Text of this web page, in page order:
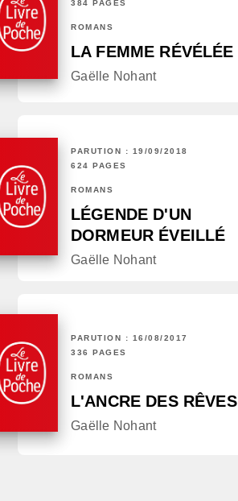
384 PAGES
ROMANS
LA FEMME RÉVÉLÉE
Gaëlle Nohant
PARUTION : 19/09/2018
624 PAGES
ROMANS
LÉGENDE D'UN
DORMEUR ÉVEILLÉ
Gaëlle Nohant
PARUTION : 16/08/2017
336 PAGES
ROMANS
L'ANCRE DES RÊVES
Gaëlle Nohant